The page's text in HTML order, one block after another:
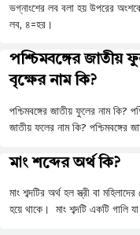
ভগ্নাংশের লব বলা হয় উপরের
লব, ৪=হর।
পশ্চিমবঙ্গের জাতীয়
বৃক্ষের নাম কি?
পশ্চিমবঙ্গের জাতীয় ফুলের নাম কি?
জাতীয় ফলের নাম কি?
মাং শব্দের অর্থ কি?
মাং শব্দটির অর্থ হল স্ত্রী বা
হয়ে থাকে। মাং শব্দটি একটি গালি